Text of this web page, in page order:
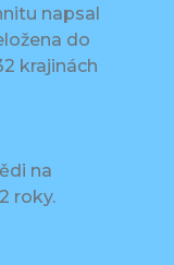
napsal
do
krajinách
na
roky.